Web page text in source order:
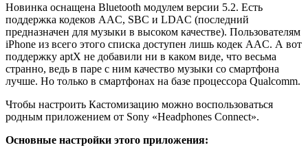
Новинка оснащена Bluetooth модулем версии 5.2. Есть
поддержка кодеков AAC, SBС и LDAC (последний
предназначен для музыки в высоком качестве). Пользователям
iPhone из всего этого списка доступен лишь кодек AAC. А вот
поддержку aptX не добавили ни в каком виде, что весьма
странно, ведь в паре с ним качество музыки со смартфона
лучше. Но только в смартфонах на базе процессора Qualcomm.
Чтобы настроить Кастомизацию можно воспользоваться
родным приложением от Sony «Headphones Connect».
Основные настройки этого приложения: